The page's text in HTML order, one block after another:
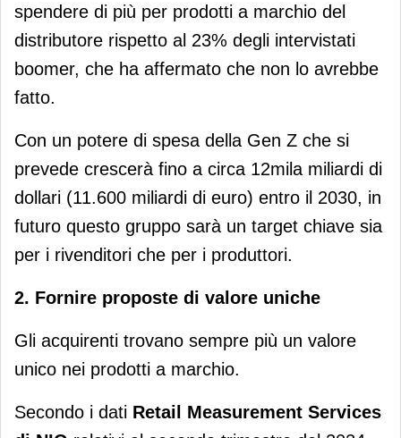
spendere di più per prodotti a marchio del
distributore rispetto al 23% degli intervistati
boomer, che ha affermato che non lo avrebbe
fatto.
Con un potere di spesa della Gen Z che si
prevede crescerà fino a circa 12mila miliardi di
dollari (11.600 miliardi di euro) entro il 2030, in
futuro questo gruppo sarà un target chiave sia
per i rivenditori che per i produttori.
2. Fornire proposte di valore uniche
Gli acquirenti trovano sempre più un valore
unico nei prodotti a marchio.
Secondo i dati Retail Measurement Services